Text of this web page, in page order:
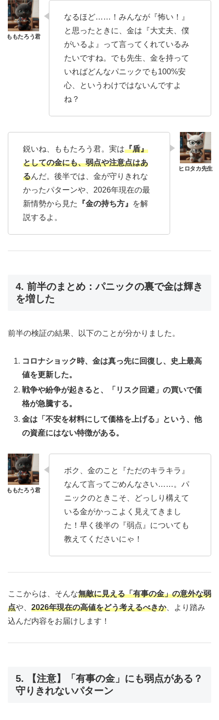
なるほど……！みんなが『怖い！』
と思ったときに、金は『大丈夫、僕
がいるよ』って言ってくれているみ
たいですね。でも先生、金を持って
いればどんなパニックでも100%安
心、というわけではないんですよ
ね？
鋭いね、ももたろう君。実は『盾』
としての金にも、弱点や注意点はあ
るんだ。後半では、金が守りきれな
かったパターンや、2026年現在の最
新情勢から見た
『金の持ち方』
を解
説するよ。
4. 前半のまとめ：パニックの裏で金は輝き
を増した
前半の検証の結果、以下のことが分かりました。
コロナショック時、金は真っ先に回復し、史上最高
値を更新した。
戦争や紛争が起きると、「リスク回避」の買いで価
格が急騰する。
金は「不安を材料にして価格を上げる」という、他
の資産にはない特徴がある。
ボク、金のこと『ただのキラキラ』
なんて言ってごめんなさい……。パ
ニックのときこそ、どっしり構えて
いる金がかっこよく見えてきまし
た！早く後半の『弱点』についても
教えてくださいにゃ！
ここからは、そんな無敵に見える「有事の金」の意外な弱
点や、 2026年現在の高値をどう考えるべきか、より踏み
込んだ内容をお届けします！
5. 【注意】「有事の金」にも弱点がある？
守りきれないパターン